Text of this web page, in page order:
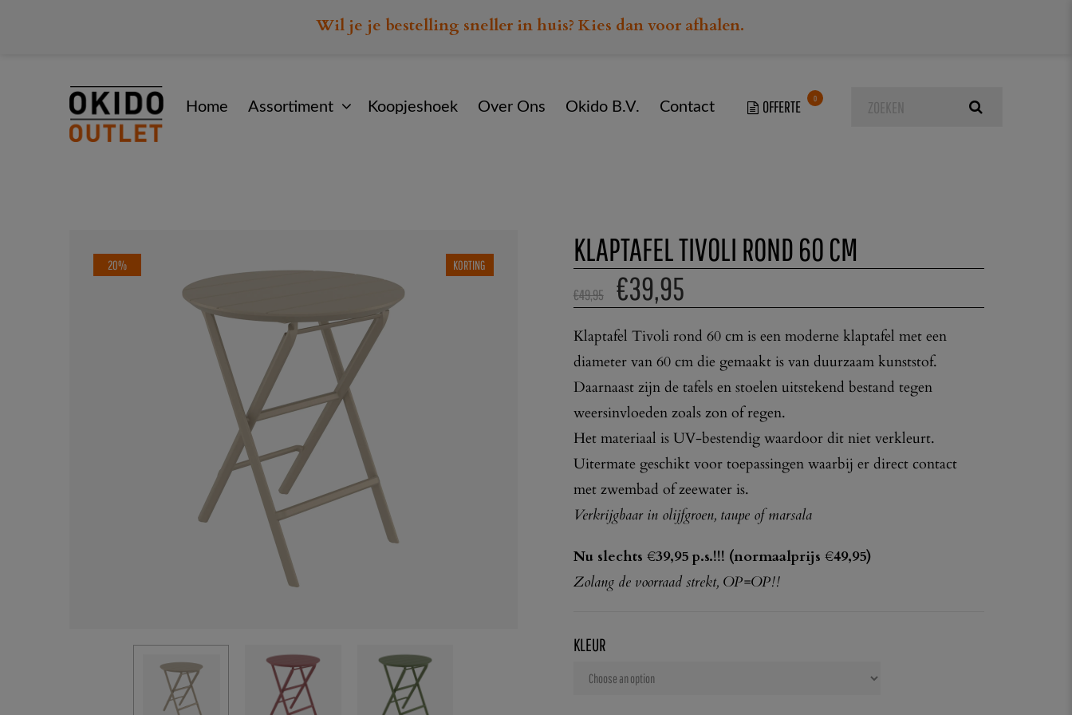
Wil je je bestelling sneller in huis? Kies dan voor afhalen.
Home Assortiment Koopjeshoek Over Ons Okido B.V. Contact
0
20% KORTING KLAPTAFEL TIVOLI ROND 60 CM
€49,95 €39,95
Klaptafel Tivoli rond 60 cm is een moderne klaptafel met een
diameter van 60 cm die gemaakt is van duurzaam kunststof.
Daarnaast zijn de tafels en stoelen uitstekend bestand tegen
weersinvloeden zoals zon of regen.
Het materiaal is UV-bestendig waardoor dit niet verkleurt.
Uitermate geschikt voor toepassingen waarbij er direct contact
met zwembad of zeewater is.
Verkrijgbaar in olijfgroen, taupe of marsala
Nu slechts €39,95 p.s.!!! (normaalprijs €49,95)
Zolang de voorraad strekt, OP=OP!!
KLEUR